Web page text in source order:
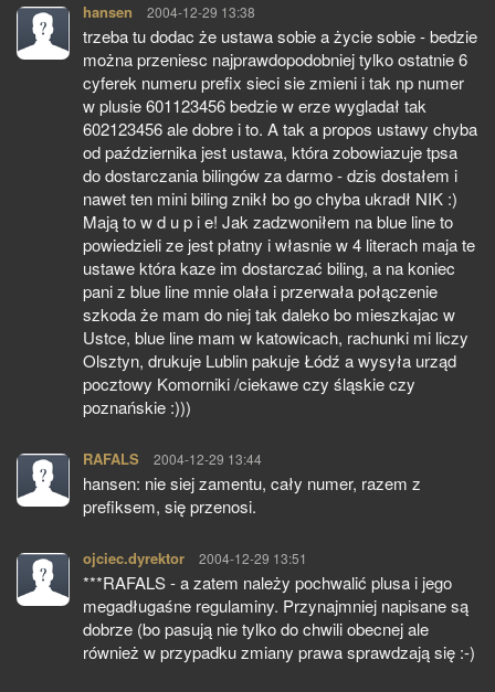
hansen pisze:
2004-12-29 13:38
trzeba tu dodac że ustawa sobie a życie sobie - bedzie
można przeniesc najprawdopodobniej tylko ostatnie 6
cyferek numeru prefix sieci sie zmieni i tak np numer
w plusie 601123456 bedzie w erze wygladał tak
602123456 ale dobre i to. A tak a propos ustawy chyba
od października jest ustawa, która zobowiazuje tpsa
do dostarczania bilingów za darmo - dzis dostałem i
nawet ten mini biling znikł bo go chyba ukradł NIK :)
Mają to w d u p i e! Jak zadzwoniłem na blue line to
powiedzieli ze jest płatny i własnie w 4 literach maja te
ustawe która kaze im dostarczać biling, a na koniec
pani z blue line mnie olała i przerwała połączenie
szkoda że mam do niej tak daleko bo mieszkajac w
Ustce, blue line mam w katowicach, rachunki mi liczy
Olsztyn, drukuje Lublin pakuje Łódź a wysyła urząd
pocztowy Komorniki /ciekawe czy śląskie czy
poznańskie :)))
RAFALS pisze:
2004-12-29 13:44
hansen: nie siej zamentu, cały numer, razem z
prefiksem, się przenosi.
ojciec.dyrektor pisze:
2004-12-29 13:51
***RAFALS - a zatem należy pochwalić plusa i jego
megadługaśne regulaminy. Przynajmniej napisane są
dobrze (bo pasują nie tylko do chwili obecnej ale
również w przypadku zmiany prawa sprawdzają się :-)